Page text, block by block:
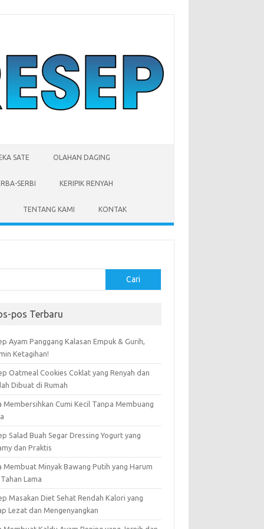
SATE OLAHAN DAGING
SERBI KERIPIK RENYAH
TENTANG KAMI KONTAK
Cari
pos Terbaru
Ayam Panggang Kalasan Empuk & Gurih,
Ketagihan!
Oatmeal Cookies Coklat yang Renyah dan
Dibuat di Rumah
Membersihkan Cumi Kecil Tanpa Membuang
Salad Buah Segar Dressing Yogurt yang
dan Praktis
Membuat Minyak Bawang Putih yang Harum
Lama
Masakan Diet Sehat Rendah Kalori yang
Lezat dan Mengenyangkan